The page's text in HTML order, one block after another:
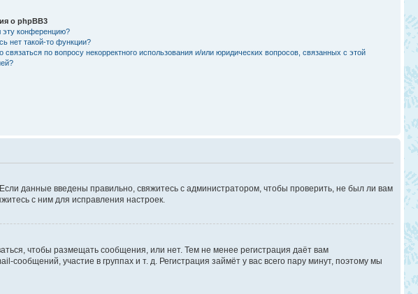
о phpBB3
эту конференцию?
нет такой-то функции?
по вопросу некорректного использования и/или юридических вопросов, связанных с этой
данные введены правильно, свяжитесь с администратором, чтобы проверить, не был ли вам
с ним для исправления настроек.
чтобы размещать сообщения, или нет. Тем не менее регистрация даёт вам
участие в группах и т. д. Регистрация займёт у вас всего пару минут, поэтому мы